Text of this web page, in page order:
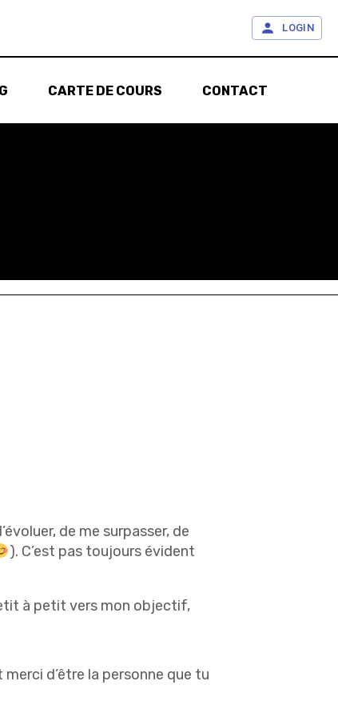
LOGIN
CARTE DE COURS CONTACT
de me surpasser, de
). C’est pas toujours évident
à petit vers mon objectif,
d’être la personne que tu